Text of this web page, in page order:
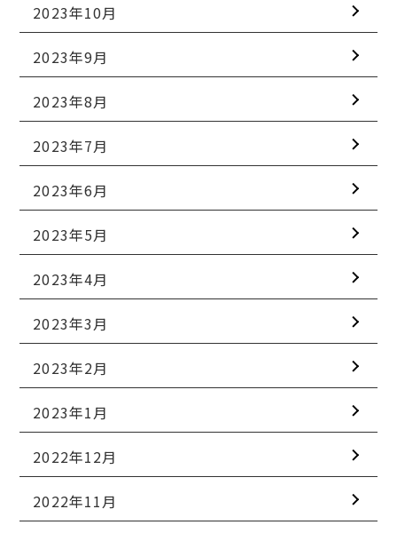
2023年10月
2023年9月
2023年8月
2023年7月
2023年6月
2023年5月
2023年4月
2023年3月
2023年2月
2023年1月
2022年12月
2022年11月